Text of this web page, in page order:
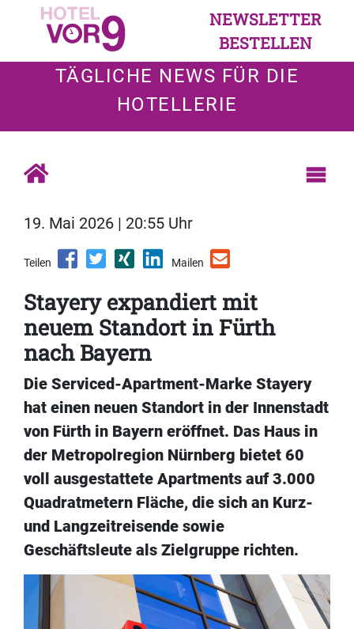
NEWSLETTER
BESTELLEN
TÄGLICHE NEWS FÜR DIE
HOTELLERIE
19. Mai 2026 | 20:55 Uhr
Teilen Mailen
Stayery expandiert mit
neuem Standort in Fürth
nach Bayern
Die Serviced-Apartment-Marke Stayery
hat einen neuen Standort in der Innenstadt
von Fürth in Bayern eröffnet. Das Haus in
der Metropolregion Nürnberg bietet 60
voll ausgestattete Apartments auf 3.000
Quadratmetern Fläche, die sich an Kurz-
und Langzeitreisende sowie
Geschäftsleute als Zielgruppe richten.